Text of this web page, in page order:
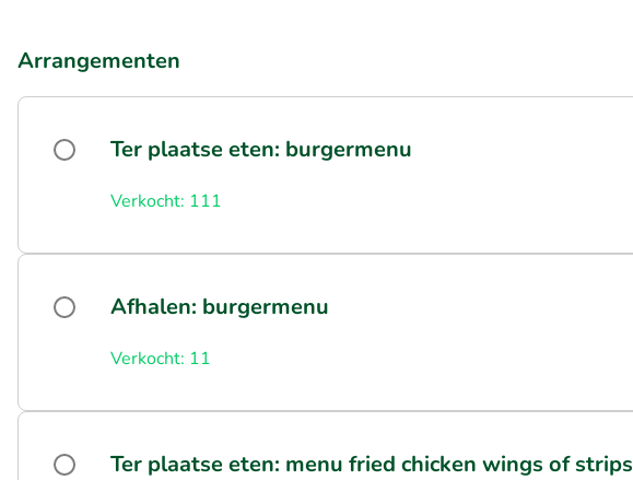
Arrangementen
Ter plaatse eten: burgermenu
Verkocht: 111
Afhalen: burgermenu
Verkocht: 11
Ter plaatse eten: menu fried chicken wings of strips